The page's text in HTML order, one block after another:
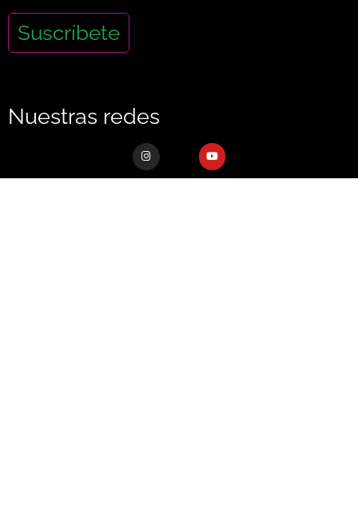
Suscríbete
Nuestras redes